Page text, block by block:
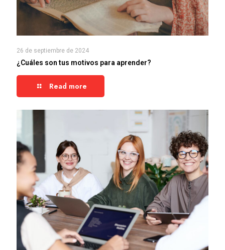
26 de septiembre de 2024
¿Cuáles son tus motivos para aprender?
Read more